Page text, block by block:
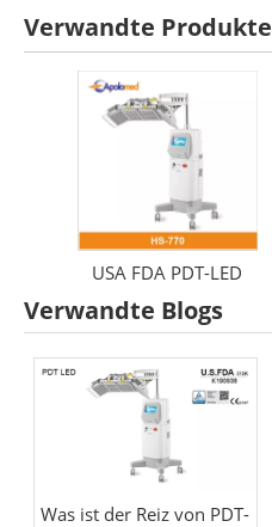
Verwandte Produkte
USA FDA PDT-LED
Verwandte Blogs
Was ist der Reiz von PDT-